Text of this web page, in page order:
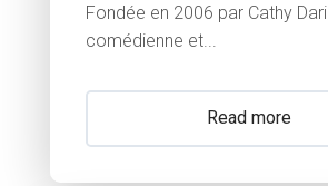
Fondée en 2006 par Cathy
comédienne et...
Read more